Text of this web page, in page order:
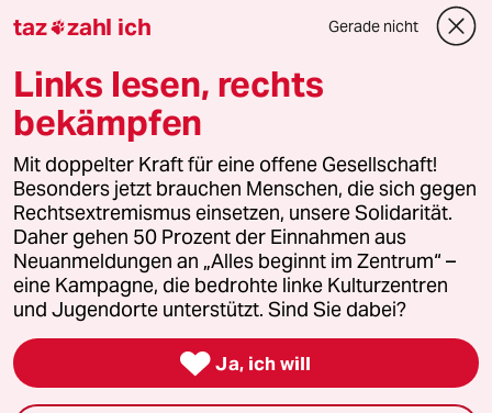
Downloads für Abonnierende
© 2026 taz Verlags und Vertriebs GmbH
Alle Rechte vorbehalten. Bei rechtlichen Fragen oder für Genehmigungen
wenden Sie sich bitte an
lizenzen@taz.de
Feedback Redaktionsstatut Kommune-Richtlinien
Leitlinie Informant Datenschutz Impressum AGB
Seitenwende Einwilligungen widerrufen (Ads)
taz zahl ich Gerade nicht
Links lesen, rechts
bekämpfen
Mit doppelter Kraft für eine offene Gesellschaft!
Besonders jetzt brauchen Menschen, die sich gegen
Rechtsextremismus einsetzen, unsere Solidarität.
Daher gehen 50 Prozent der Einnahmen aus
Neuanmeldungen an „Alles beginnt im Zentrum“ –
eine Kampagne, die bedrohte linke Kulturzentren
und Jugendorte unterstützt. Sind Sie dabei?
 Ja, ich will